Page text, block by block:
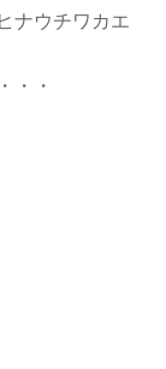
ナウチワカエ
・・